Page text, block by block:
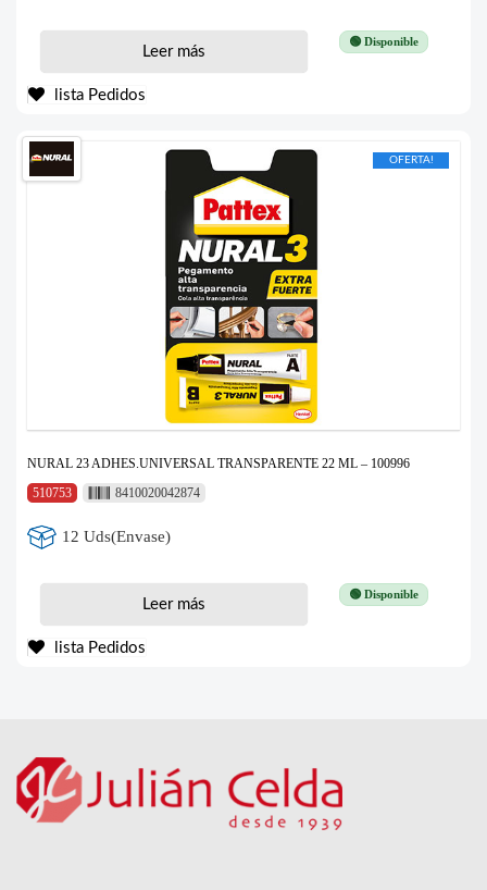
🟢 Disponible
Leer más
lista Pedidos
OFERTA!
NURAL 23 ADHES.UNIVERSAL TRANSPARENTE 22 ML – 100996
510753
8410020042874
12 Uds(Envase)
🟢 Disponible
Leer más
lista Pedidos